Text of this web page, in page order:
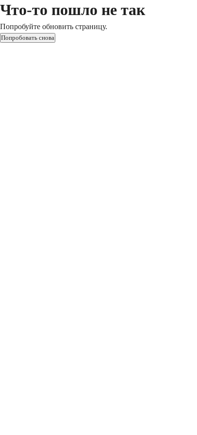
Что-то пошло не так
Попробуйте обновить страницу.
Попробовать снова